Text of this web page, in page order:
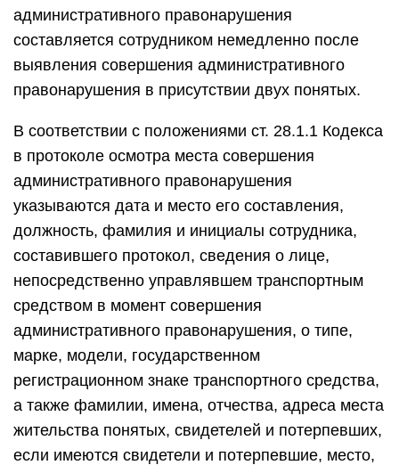
административного правонарушения
составляется сотрудником немедленно после
выявления совершения административного
правонарушения в присутствии двух понятых.
В соответствии с положениями ст. 28.1.1 Кодекса
в протоколе осмотра места совершения
административного правонарушения
указываются дата и место его составления,
должность, фамилия и инициалы сотрудника,
составившего протокол, сведения о лице,
непосредственно управлявшем транспортным
средством в момент совершения
административного правонарушения, о типе,
марке, модели, государственном
регистрационном знаке транспортного средства,
а также фамилии, имена, отчества, адреса места
жительства понятых, свидетелей и потерпевших,
если имеются свидетели и потерпевшие, место,